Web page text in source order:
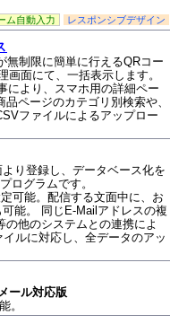
ム自動入力 レスポンシブデザイン
無制限に簡単に行えるQRコー
画面にて、一括表示します。
により、スマホ用の詳細ペー
ページのカテゴリ別検索や、
ファイルによるアップロー
り登録し、データベース化を
ログラムです。
可能。配信する文面中に、お
能。 同じE-Mailアドレスの複
他のシステムとの連携によ
ルに対応し、全データのアッ
ール対応版
。